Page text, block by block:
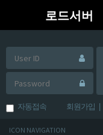
로드서버
자동접속 회원가입
ICON NAVIGATION